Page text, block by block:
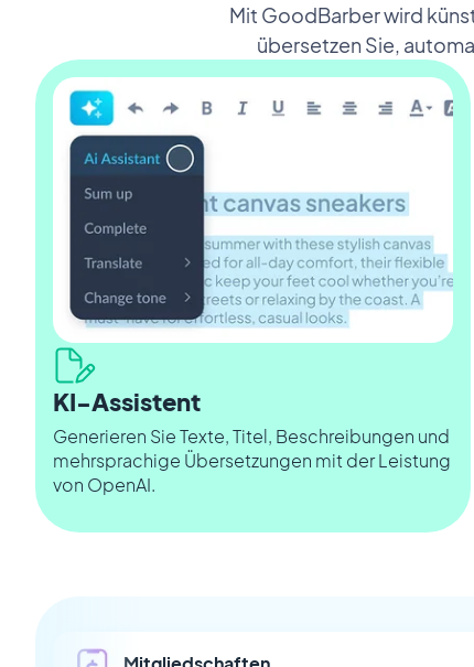
Mit GoodBarber wird
übersetzen Sie,
KI-Assistent
Generieren Sie Texte, Titel, Beschreibungen und
mehrsprachige Übersetzungen mit der Leistung
von OpenAI.